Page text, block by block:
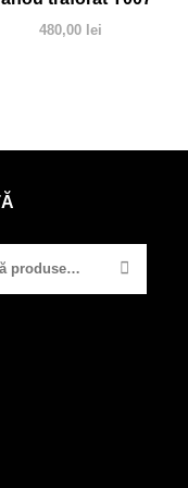
480,00 lei